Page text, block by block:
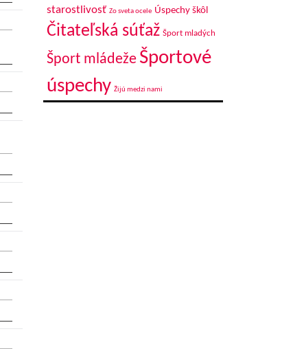
starostlivosť Zo sveta ocele Úspechy škôl
Čitateľská súťaž Šport mladých
Šport mládeže Športové
úspechy Žijú medzi nami